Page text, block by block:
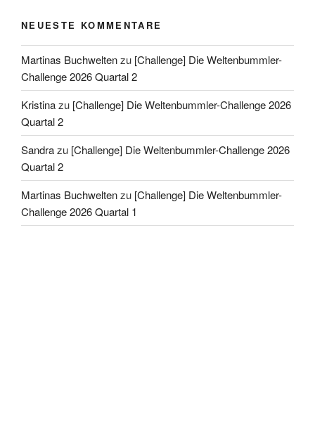
NEUESTE KOMMENTARE
Martinas Buchweltenzu [Challenge] Die Weltenbummler-
Challenge 2026 Quartal 2
Kristinazu [Challenge] Die Weltenbummler-Challenge 2026
Quartal 2
Sandrazu [Challenge] Die Weltenbummler-Challenge 2026
Quartal 2
Martinas Buchweltenzu [Challenge] Die Weltenbummler-
Challenge 2026 Quartal 1